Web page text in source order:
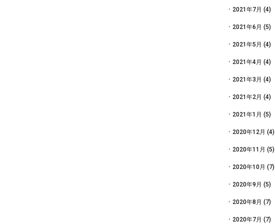
2021年7月 (4)
2021年6月 (5)
2021年5月 (4)
2021年4月 (4)
2021年3月 (4)
2021年2月 (4)
2021年1月 (5)
2020年12月 (4)
2020年11月 (5)
2020年10月 (7)
2020年9月 (5)
2020年8月 (7)
2020年7月 (7)